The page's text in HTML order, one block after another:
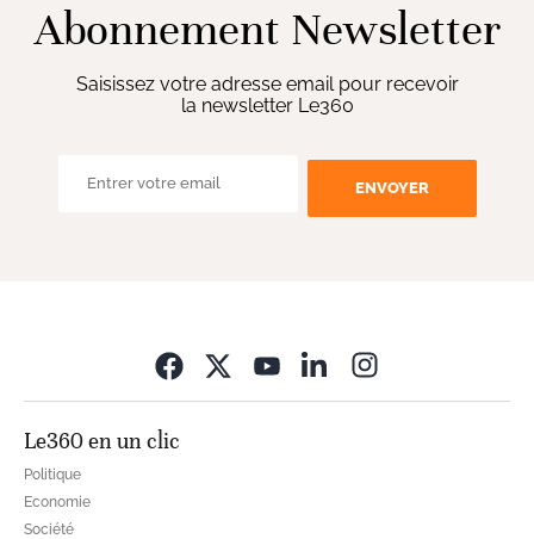
Abonnement Newsletter
Saisissez votre adresse email pour recevoir
la newsletter Le360
ENVOYER
Le360 en un clic
Politique
Economie
Société